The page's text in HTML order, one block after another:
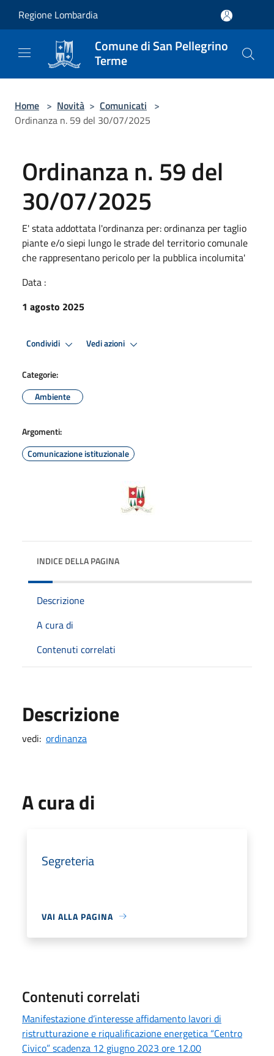
Regione Lombardia
Comune di San Pellegrino
Terme
Home > Novità > Comunicati >
Ordinanza n. 59 del 30/07/2025
Ordinanza n. 59 del
30/07/2025
E' stata addottata l'ordinanza per: ordinanza per taglio
piante e/o siepi lungo le strade del territorio comunale
che rappresentano pericolo per la pubblica incolumita'
Data :
1 agosto 2025
Condividi Vedi azioni
Categorie:
Ambiente
Argomenti:
Comunicazione istituzionale
INDICE DELLA PAGINA
Descrizione
A cura di
Contenuti correlati
Descrizione
vedi: ordinanza
A cura di
Segreteria
VAI ALLA PAGINA
Contenuti correlati
Manifestazione d’interesse affidamento lavori di
ristrutturazione e riqualificazione energetica “Centro
Civico” scadenza 12 giugno 2023 ore 12.00